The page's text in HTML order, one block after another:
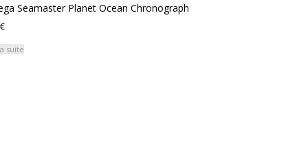
Seamaster Planet Ocean Chronograph
€
suite